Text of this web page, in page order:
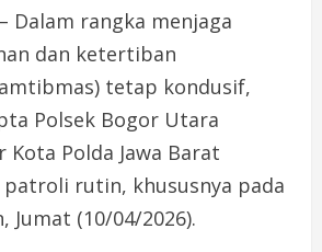
Dalam rangka menjaga
dan ketertiban
tetap kondusif,
Polsek Bogor Utara
Kota Polda Jawa Barat
patroli rutin, khususnya pada
Jumat (10/04/2026).